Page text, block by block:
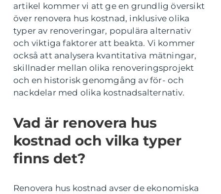
artikel kommer vi att ge en grundlig översikt
över renovera hus kostnad, inklusive olika
typer av renoveringar, populära alternativ
och viktiga faktorer att beakta. Vi kommer
också att analysera kvantitativa mätningar,
skillnader mellan olika renoveringsprojekt
och en historisk genomgång av för- och
nackdelar med olika kostnadsalternativ.
Vad är renovera hus
kostnad och vilka typer
finns det?
Renovera hus kostnad avser de ekonomiska